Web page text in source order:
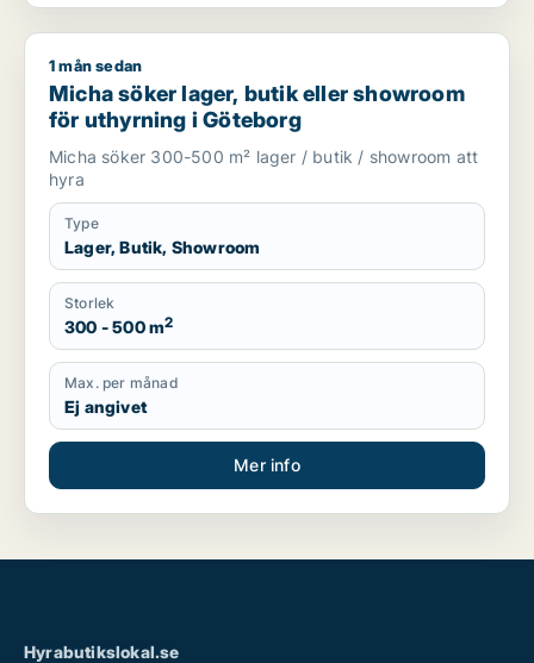
Micha söker lager, butik eller showroom för uthyrning i
1 mån sedan
Micha söker lager, butik eller showroom
för uthyrning i Göteborg
Micha söker 300-500 m² lager / butik / showroom att
hyra
Type
Lager, Butik, Showroom
Storlek
300 - 500 m2
Max. per månad
Ej angivet
Mer info
Hyrabutikslokal.se